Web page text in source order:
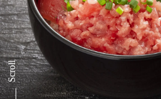
Scroll